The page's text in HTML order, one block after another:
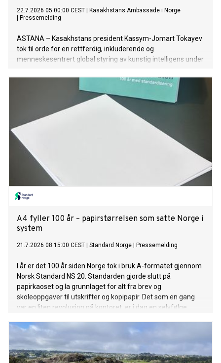
22.7.2026 05:00:00 CEST
Kasakhstans Ambassade i Norge
Pressemelding
ASTANA – Kasakhstans president Kassym-Jomart Tokayev
tok til orde for en rettferdig, inkluderende og
menneskesentrert global styring av kunstig intelligens under
(WAIC) 2026 i Shanghai 17. juli. Han oppfordret til styrket
internasjonalt samarbeid og lanserte nye initiativer for å
fremme utviklingen og reguleringen av kunstig intelligens
samt styrke digital samhandling.
A4 fyller 100 år – papirstørrelsen som satte Norge i
system
21.7.2026 08:15:00 CEST Standard Norge Pressemelding
I år er det 100 år siden Norge tok i bruk A-formatet gjennom
Norsk Standard NS 20. Standarden gjorde slutt på
papirkaoset og la grunnlaget for alt fra brev og
skoleoppgaver til utskrifter og kopipapir. Det som en gang
var en liten revolusjon på kontoret, er i dag en selvfølge.